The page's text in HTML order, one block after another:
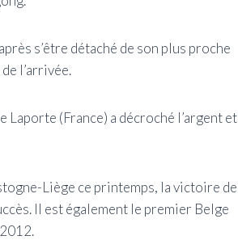
s’être détaché de son plus proche
l’arrivée.
(France) a décroché l’argent et
Liège ce printemps, la victoire de
Il est également le premier Belge